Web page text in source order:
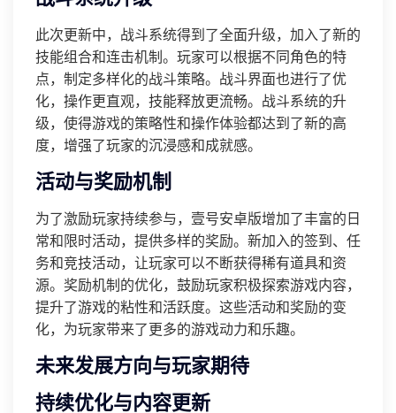
此次更新中，战斗系统得到了全面升级，加入了新的
技能组合和连击机制。玩家可以根据不同角色的特
点，制定多样化的战斗策略。战斗界面也进行了优
化，操作更直观，技能释放更流畅。战斗系统的升
级，使得游戏的策略性和操作体验都达到了新的高
度，增强了玩家的沉浸感和成就感。
活动与奖励机制
为了激励玩家持续参与，壹号安卓版增加了丰富的日
常和限时活动，提供多样的奖励。新加入的签到、任
务和竞技活动，让玩家可以不断获得稀有道具和资
源。奖励机制的优化，鼓励玩家积极探索游戏内容，
提升了游戏的粘性和活跃度。这些活动和奖励的变
化，为玩家带来了更多的游戏动力和乐趣。
未来发展方向与玩家期待
持续优化与内容更新